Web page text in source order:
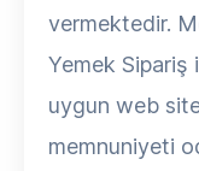
vermektedir.
Yemek Sipariş
uygun web
memnuniyeti